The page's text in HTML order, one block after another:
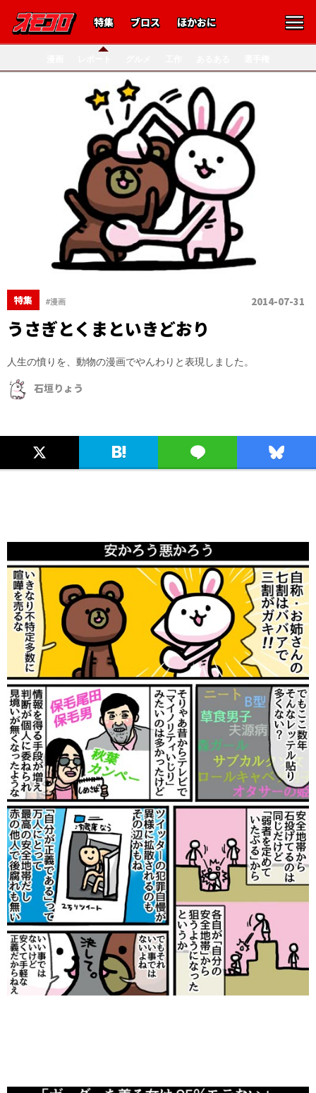
特集 ブロス ほかおに
特集 #漫画 2014-07-31
うさぎとくまといきどおり
人生の憤りを、動物の漫画でやんわりと表現しました。
石垣りょう